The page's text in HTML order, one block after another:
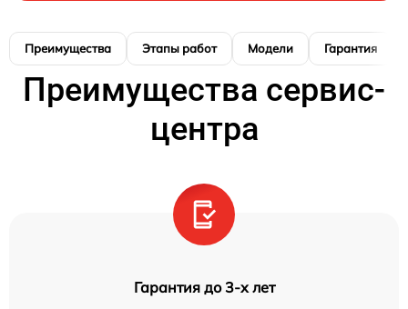
Преимущества Этапы работ Модели Гарантия
Преимущества сервис-
центра
Гарантия до 3-х лет